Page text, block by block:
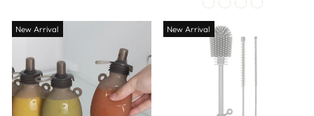
New Arrival
New Arrival